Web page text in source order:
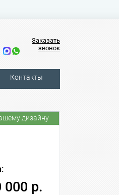
Заказать
звонок
Контакты
дизайну
000 р.